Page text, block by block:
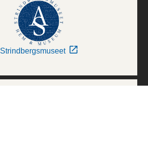
Strindbergsmuseet